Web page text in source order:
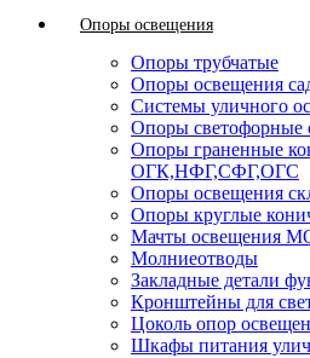
Опоры освещения
Опоры трубчатые
Опоры освещения
Системы уличного
Опоры светофорные
Опоры граненные
ОГК,НФГ,СФГ,ОГС
Опоры освещения
Опоры круглые
Мачты освещения
Молниеотводы
Закладные детали
Кронштейны для
Цоколь опор
Шкафы питания